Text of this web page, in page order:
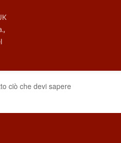
ciò che devi sapere